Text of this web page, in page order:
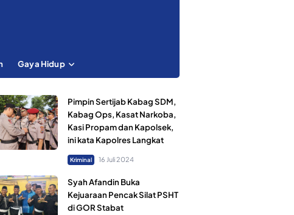
Gaya Hidup
Pimpin Sertijab Kabag SDM,
Kabag Ops, Kasat Narkoba,
Kasi Propam dan Kapolsek,
ini kata Kapolres Langkat
Kriminal 16 Juli 2024
Syah Afandin Buka
Kejuaraan Pencak Silat PSHT
di GOR Stabat